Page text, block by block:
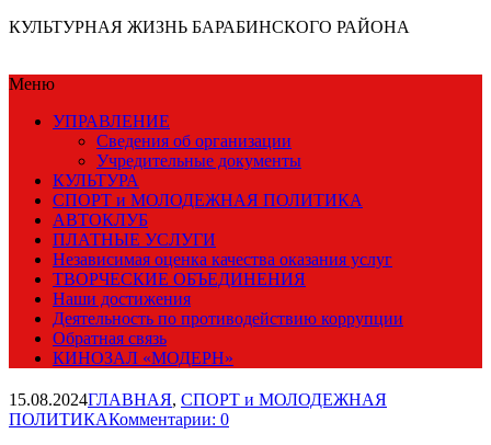
КУЛЬТУРНАЯ ЖИЗНЬ БАРАБИНСКОГО РАЙОНА
Меню
УПРАВЛЕНИЕ
Сведения об организации
Учредительные документы
КУЛЬТУРА
СПОРТ и МОЛОДЕЖНАЯ ПОЛИТИКА
АВТОКЛУБ
ПЛАТНЫЕ УСЛУГИ
Независимая оценка качества оказания услуг
ТВОРЧЕСКИЕ ОБЪЕДИНЕНИЯ
Наши достижения
Деятельность по противодействию коррупции
Обратная связь
КИНОЗАЛ «МОДЕРН»
15.08.2024ГЛАВНАЯ, СПОРТ и МОЛОДЕЖНАЯ
ПОЛИТИКАКомментарии: 0